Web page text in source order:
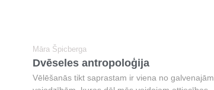
Māra Špicberga
Dvēseles antropoloģija
Vēlēšanās tikt saprastam ir viena no galvenajām